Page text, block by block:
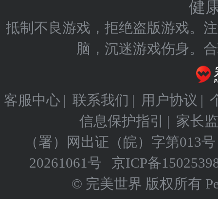
健
抵制不良游戏，拒绝盗版游戏。
脑，沉迷游戏伤身。
客服中心 | 联系我们 | 用户协议 |
信息保护指引
| 家长
（署）网出证（皖）字第013号
20261061号
京ICP备
© 完美世界 版权所有